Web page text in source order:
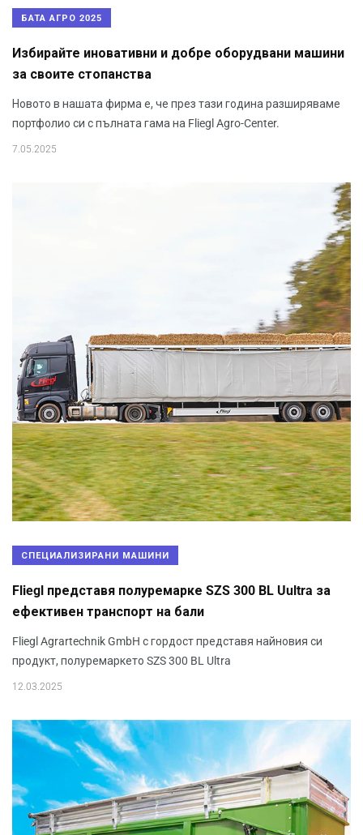
БАТА АГРО 2025
Избирайте иновативни и добре оборудвани машини
за своите стопанства
Новото в нашата фирма е, че през тази година разширяваме
портфолио си с пълната гама на Fliegl Agro-Center.
7.05.2025
СПЕЦИАЛИЗИРАНИ МАШИНИ
Fliegl представя полуремарке SZS 300 BL Uultra за
ефективен транспорт на бали
Fliegl Agrartechnik GmbH с гордост представя найновия си
продукт, полуремаркето SZS 300 BL Ultra
12.03.2025